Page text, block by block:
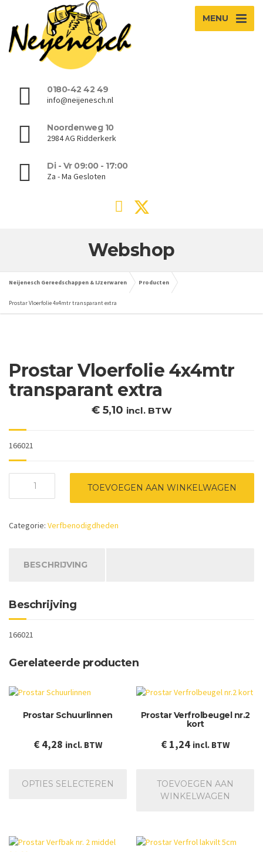
MENU
0180-42 42 49
info@neijenesch.nl
Noordenweg 10
2984 AG Ridderkerk
Di - Vr 09:00 - 17:00
Za - Ma Gesloten
Webshop
Neijenesch Gereedschappen & IJzerwaren Producten
Prostar Vloerfolie 4x4mtr transparant extra
Prostar Vloerfolie 4x4mtr
transparant extra
€5,10 incl. BTW
166021
Vloerfolie
extra
TOEVOEGEN AAN WINKELWAGEN
Categorie: Verfbenodigdheden
BESCHRIJVING
Beschrijving
166021
Gerelateerde producten
Prostar Schuurlinnen
€4,28 incl. BTW
OPTIES SELECTEREN
optie
Prostar Verfrolbeugel nr.2
kort
€ 1,24 incl. BTW
TOEVOEGEN AAN
WINKELWAGEN